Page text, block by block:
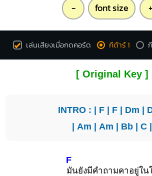
- font size +
เล่นเสียงเมื่อกดคอร์ด กีต้าร์ 1
[ Original Key ]
INTRO : | F| F| Dm |
| Am | Am | Bb | C |
F
มันยังมีคำถามคาอยู่ใน